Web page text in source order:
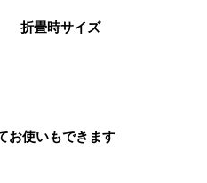
折畳時サイズ
お使いもできます